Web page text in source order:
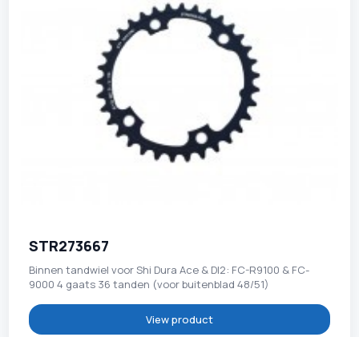
STR273667
Binnen tandwiel voor Shi Dura Ace & DI2: FC-R9100 & FC-
9000 4 gaats 36 tanden (voor buitenblad 48/51)
View product